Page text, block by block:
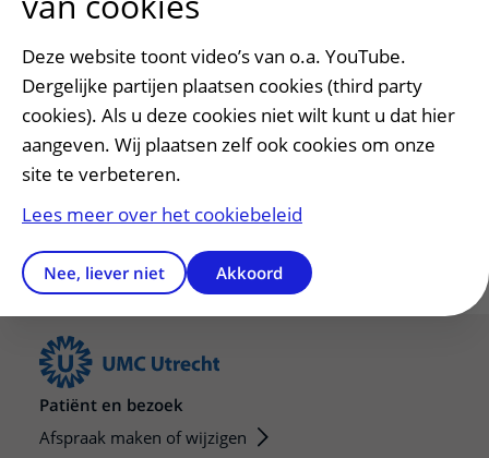
Heeft deze informatie u geholpen?
Ja
Nee
Patiënt en bezoek
Afspraak maken of wijzigen
Deze website toont video’s van o.a. YouTube.
Dergelijke partijen plaatsen cookies (third party
cookies). Als u deze cookies niet wilt kunt u dat hier
aangeven. Wij plaatsen zelf ook cookies om onze
site te verbeteren.
Lees meer over het cookiebeleid
Nee, liever niet Akkoord